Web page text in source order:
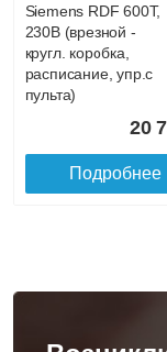
Подробнее
Конвектор
Siemens RDF 600Т,
230В (врезной -
кругл. коробка,
расписание, упр.с
пульта)
20
Подробнее